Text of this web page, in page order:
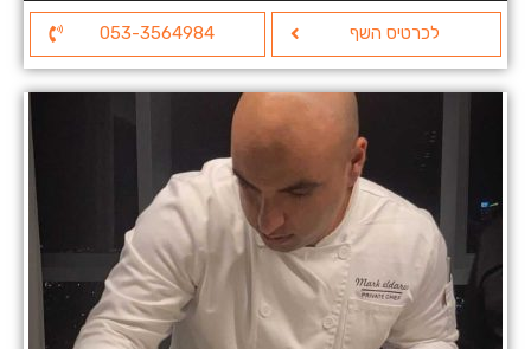
לכרטיס השף 053-3564984